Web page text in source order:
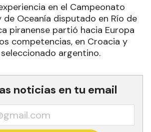
en el Campeonato
de Oceanía disputado en Río de
piranense partió hacia Europa
competencias, en Croacia y
argentino.
noticias en tu email